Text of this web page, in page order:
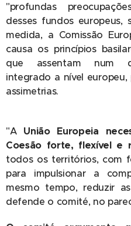
"profundas
desses fundos europeus,
medida, a Comissão
causa os princípios
que assentam num
integrado a nível
assimetrias.
"A União Europeia
Coesão forte, flexível e
todos os territórios, com
para impulsionar a
mesmo tempo, reduzir
defende o comité, no